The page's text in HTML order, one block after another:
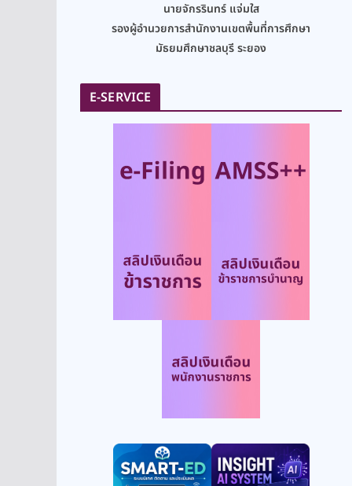
นายจักรรินทร์ แจ่มใส
รองผู้อำนวยการสำนักงานเขตพื้นที่การศึกษา
มัธยมศึกษาชลบุรี ระยอง
E-SERVICE